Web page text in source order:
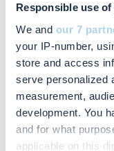
Responsible use
We and our 7
your IP-number,
store and access
serve personalized
measurement,
development. You
and for what
applicable on this
Je zet de
de
elektrische
gewenste